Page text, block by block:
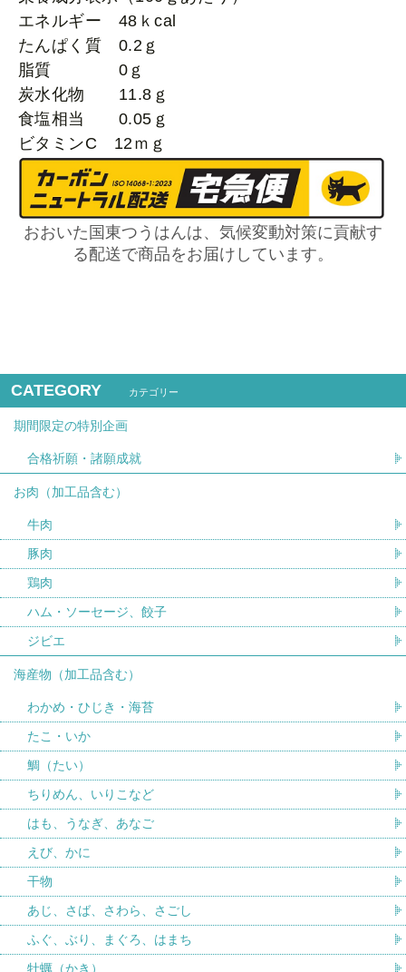
エネルギー 48ｋcal
たんぱく質 0.2ｇ
脂質 0ｇ
炭水化物 11.8ｇ
食塩相当 0.05ｇ
ビタミンC 12ｍｇ
おおいた国東つうはんは、気候変動対策に貢献す
る配送で商品をお届けしています。
CATEGORY カテゴリー
期間限定の特別企画
合格祈願・諸願成就
お肉（加工品含む）
牛肉
豚肉
鶏肉
ハム・ソーセージ、餃子
ジビエ
海産物（加工品含む）
わかめ・ひじき・海苔
たこ・いか
鯛（たい）
ちりめん、いりこなど
はも、うなぎ、あなご
えび、かに
干物
あじ、さば、さわら、さごし
ふぐ、ぶり、まぐろ、はまち
牡蠣（かき）